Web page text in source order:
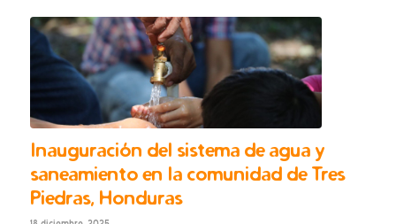
Inauguración del sistema de agua y
saneamiento en la comunidad de Tres
Piedras, Honduras